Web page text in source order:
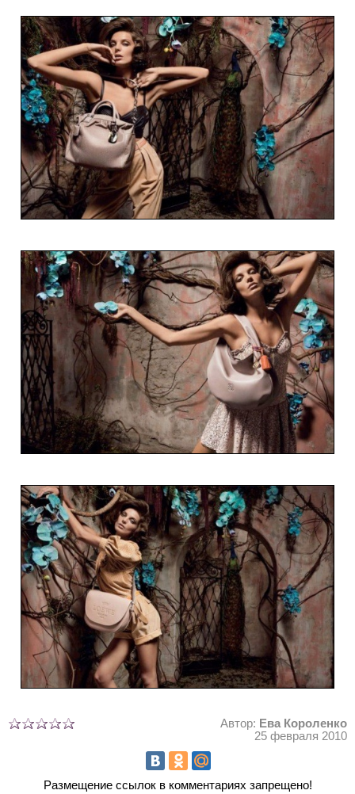
Автор: Ева Короленко
25 февраля 2010
Размещение ссылок в комментариях запрещено!